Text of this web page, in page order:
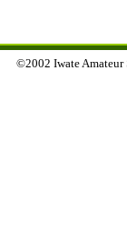
©2002 Iwate Amateur